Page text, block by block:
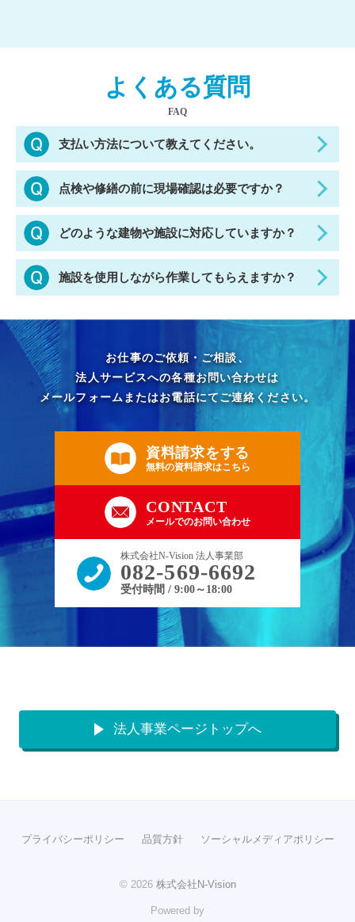
よくある質問
FAQ
支払い方法について教えてください。
法人様とのお取引では、請求書払いに対応してお
ります。
作業完了後は、必要に応じて写真付きの報告書と
精算は発生しないため、法人様・管理会社様・施
点検や修繕の前に現場確認は必要ですか？
はい、給排水設備の状況を把握するため、事前の
現場確認を行います。
建物の使用状況や設備の状態、水漏れ・詰まり・
容をもとに、お見積りや対応内容をご案内いたし
ます。
どのような建物や施設に対応していますか？
オフィスビルや商業施設、マンション、公営住
宅、店舗、工場、ホテル、学校、病院、公共施
ついてご相談いただけます。施設の用途や使用状
況、設備の劣化具合を確認したうえで、点検・保
守・清掃・修繕など、現場に適した管理内容をご
提案します。
施設を使用しながら作業してもらえますか？
建物の状況や作業範囲によって異なりますが、施
設運営や入居者様・利用者様への影響に配慮した
作業内容を検討いたします。事前の現場確認をも
とに、作業時間や対応範囲、立ち入りが必要な場
所などを確認し、施設の使用状況に合わせた進め
お仕事のご依頼・ご相談、
法人サービスへの各種お問い合わせは
メールフォームまたはお電話にてご連絡ください。
資料請求をする
無料の資料請求はこちら
CONTACT
メールでのお問い合わせ
株式会社N-Vision 法人事業部
082-569-6692
受付時間 / 9:00～18:00
法人事業ページトップへ
プライバシーポリシー 品質方針 ソーシャルメディアポリシー
© 2026 株式会社N-Vision
Powered by